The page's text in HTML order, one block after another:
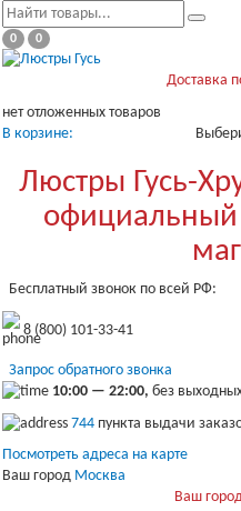
0 0
Доставка
нет отложенных товаров
В корзине:
Люстры Гусь-
официальный
Бесплатный звонок по всей РФ:
8 (800) 101-33-41
Запрос обратного звонка
10:00 — 22:00, без
744 пункта выдачи
Посмотреть адреса на карте
Ваш город Москва
Ваш